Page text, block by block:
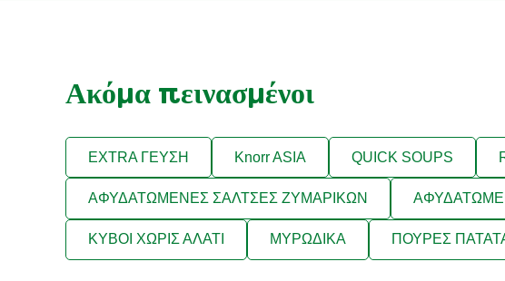
Ακόμα πεινασμένοι
EXTRA ΓΕΥΣΗ Knorr ASIA QUICK SOUPS
ΑΦΥΔΑΤΩΜΕΝΕΣ ΣΑΛΤΣΕΣ ΖΥΜΑΡΙΚΩΝ
ΚΥΒΟΙ ΧΩΡΙΣ ΑΛΑΤΙ ΜΥΡΩΔΙΚΑ ΠΟΥΡΕΣ